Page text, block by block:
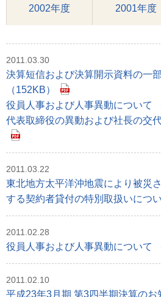
2002年度 2001年度
2011.03.30
決算短信および決算開示資料の一
（152KB）
役員人事および人事異動について
代表取締役の異動および社長の交
2011.03.22
東北地方太平洋沖地震により被災
する契約者貸付の特別取扱いにつ
2011.02.28
役員人事および人事異動について
2011.02.10
平成23年3月期 第3四半期決算のお